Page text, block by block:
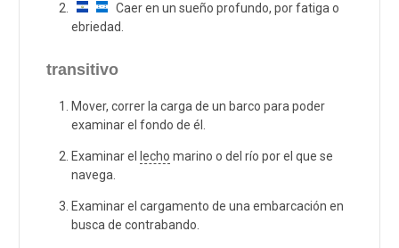
Caer en un sueño profundo, por fatiga o
ebriedad.
transitivo
Mover, correr la carga de un barco para poder
examinar el fondo de él.
Examinar el lecho marino o del río por el que se
navega.
Examinar el cargamento de una embarcación en
busca de contrabando.